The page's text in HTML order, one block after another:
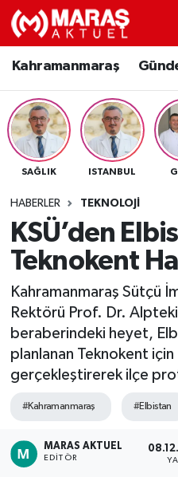
Kahramanmaraş
SAĞLIK ISTANBUL
HABERLER TEKNOLOJI
KSÜ’den
Teknokent
Kahramanmaraş Sütçü
Rektörü Prof. Dr.
beraberindeki heyet,
planlanan Teknokent
gerçekleştirerek ilçe
#Kahramanmaraş #Elbistan
MARAS AKTUEL
EDITÖR
Kahramanmaraş
Gündem
Siyaset
Spor
Sağlık
Teknoloji
Eğitim
Dünya
Nöbetçi Eczaneler
Hava Durumu
Namaz Vakitleri
TFF 3.Lig 4.Grup
Tüm Manşetler
Son Dakika Haberleri
Haber Arşivi